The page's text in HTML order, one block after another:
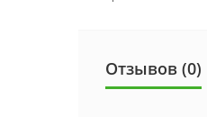
Отзывов (0)